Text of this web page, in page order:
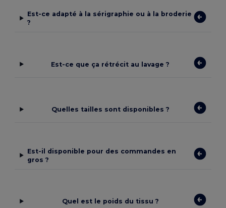
Est-ce adapté à la sérigraphie ou à la broderie
?
Est-ce que ça rétrécit au lavage ?
Quelles tailles sont disponibles ?
Est-il disponible pour des commandes en
gros ?
Quel est le poids du tissu ?